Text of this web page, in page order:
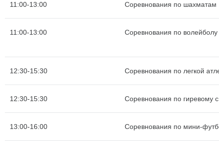
11:00-13:00 Соревнования по шахматам
11:00-13:00 Соревнования по волейболу
12:30-15:30 Соревнования по легкой
12:30-15:30 Соревнования по гиревому
13:00-16:00 Соревнования по мини-